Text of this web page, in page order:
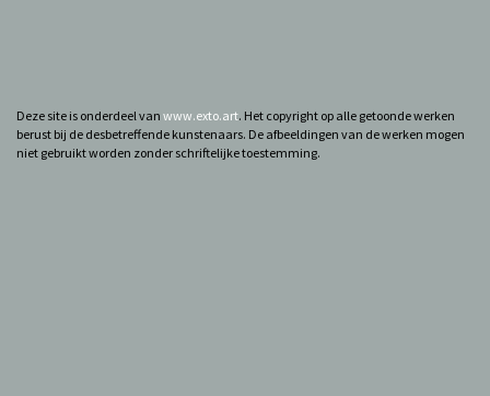
Deze site is onderdeel van www.exto.art. Het copyright op alle getoonde werken
berust bij de desbetreffende kunstenaars. De afbeeldingen van de werken mogen
niet gebruikt worden zonder schriftelijke toestemming.